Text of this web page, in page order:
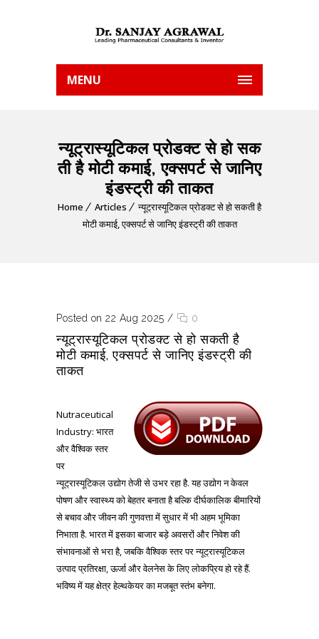
MENU
न्यूट्रास्यूटिकल प्रोडक्ट से हो सक
ती है मोटी कमाई, एक्सपर्ट से जानिए
इंडस्ट्री की ताकत
Home Articles
न्यूट्रास्यूटिकल प्रोडक्ट से हो सकती है
मोटी कमाई, एक्सपर्ट से जानिए इंडस्ट्री की ताकत
Posted on 22 Aug 2025 / 0
न्यूट्रास्यूटिकल प्रोडक्ट से हो सकती है
मोटी कमाई, एक्सपर्ट से जानिए इंडस्ट्री की
ताकत
Nutraceutical
Industry: भारत
और वैश्विक स्तर
पर
न्यूट्रास्यूटिकल उद्योग तेजी से उभर रहा है. यह उद्योग न केवल
पोषण और स्वास्थ्य को बेहतर बनाता है बल्कि दीर्घकालिक बीमारियों
से बचाव और जीवन की गुणवत्ता में सुधार में भी अहम भूमिका
निभाता है. भारत में इसका बाजार बड़े अवसरों और निवेश की
संभावनाओं से भरा है, जबकि वैश्विक स्तर पर न्यूट्रास्यूटिकल
उत्पाद प्रतिरक्षा, ऊर्जा और वेलनेस के लिए लोकप्रिय हो रहे हैं.
भविष्य में यह क्षेत्र हेल्थकेयर का मजबूत स्तंभ बनेगा.